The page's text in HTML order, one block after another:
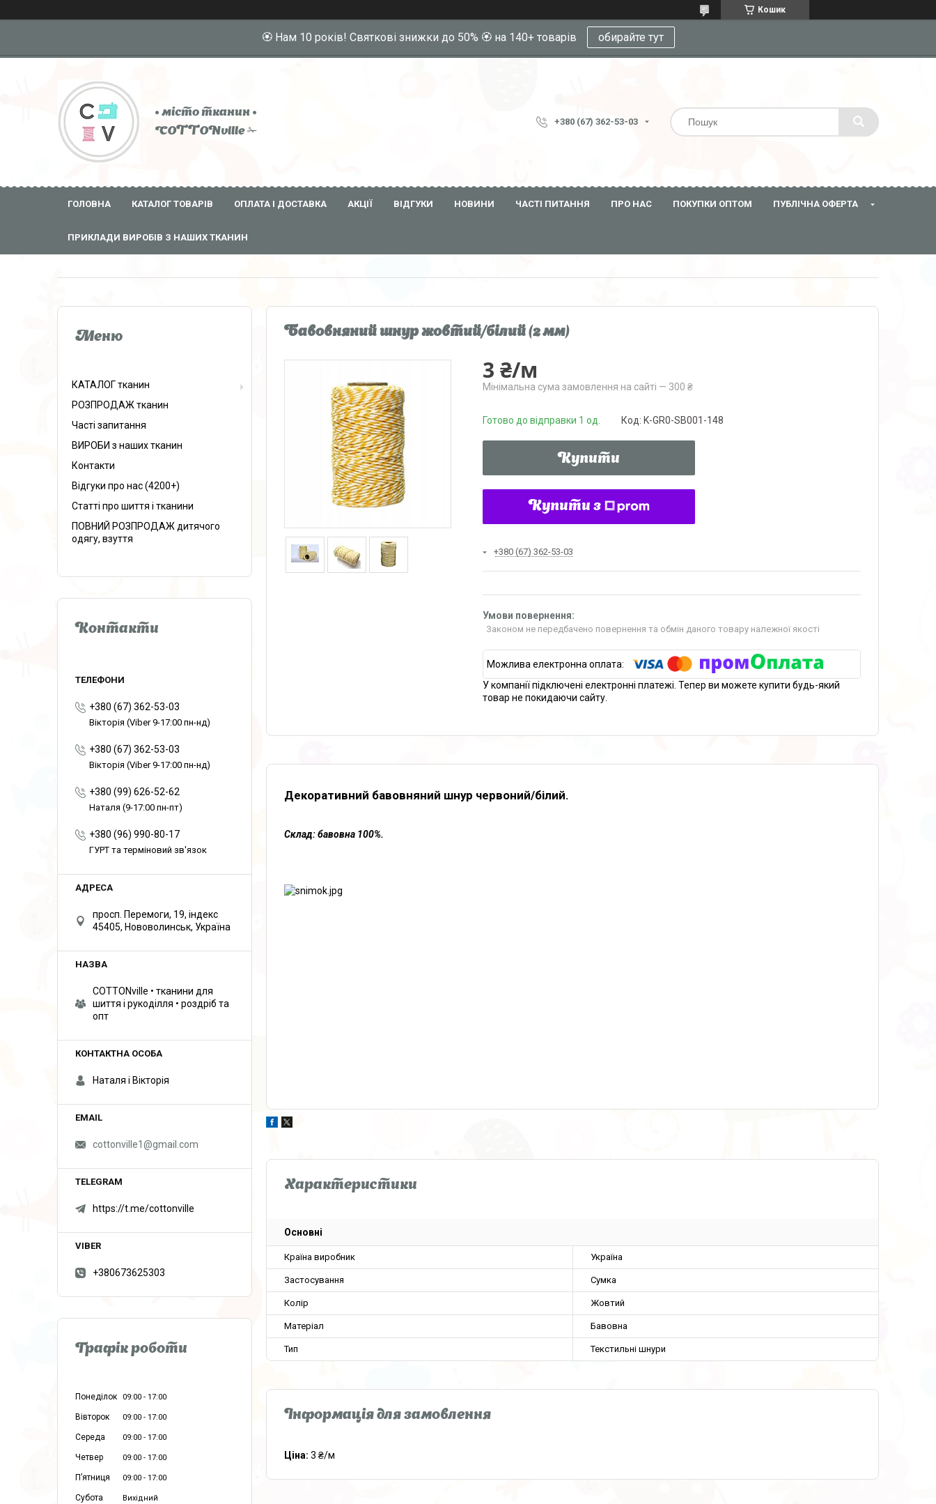
Кошик
🏵️ Нам 10 років! Святкові знижки до 50% 🏵️ на 140+ товарів обирайте тут
• місто тканин •
COTTONville ✁
+380 (67) 362-53-03
ГОЛОВНА КАТАЛОГ ТОВАРІВ ОПЛАТА І ДОСТАВКА АКЦІЇ ВІДГУКИ НОВИНИ ЧАСТІ ПИТАННЯ ПРО НАС ПОКУПКИ ОПТОМ ПУБЛІЧНА ОФЕРТА
ПРИКЛАДИ ВИРОБІВ З НАШИХ ТКАНИН
Бавовняний шнур жовтий/білий (2 мм)
3 ₴/м
Мінімальна сума замовлення на сайті — 300 ₴
Готово до відправки 1 од. Код: K-GR0-SB001-148
Купити
Купити з
+380 (67) 362-53-03
Законом не передбачено повернення та обмін даного товару належної якості
У компанії підключені електронні платежі. Тепер ви можете купити будь-який
товар не покидаючи сайту.
Декоративний бавовняний шнур червоний/білий.
Склад: бавовна 100%.
Характеристики
Основні
Країна виробник Україна
Застосування Сумка
Колір Жовтий
Матеріал Бавовна
Тип Текстильні шнури
Інформація для замовлення
Ціна: 3 ₴/м
КАТАЛОГ тканин
РОЗПРОДАЖ тканин
Часті запитання
ВИРОБИ з наших тканин
Контакти
Відгуки про нас (4200+)
Статті про шиття і тканини
ПОВНИЙ РОЗПРОДАЖ дитячого
одягу, взуття
Контакти
+380 (67) 362-53-03
Вікторія (Viber 9-17:00 пн-нд)
+380 (67) 362-53-03
Вікторія (Viber 9-17:00 пн-нд)
+380 (99) 626-52-62
Наталя (9-17:00 пн-пт)
+380 (96) 990-80-17
ГУРТ та терміновий зв'язок
просп. Перемоги, 19, індекс
45405, Нововолинськ, Україна
COTTONville • тканини для
шиття і рукоділля • роздріб та
опт
Наталя і Вікторія
cottonville1@gmail.com
https://t.me/cottonville
+380673625303
Графік роботи
Понеділок 09:00 17:00
Вівторок 09:00 17:00
Середа 09:00 17:00
Четвер 09:00 17:00
Пʼятниця 09:00 17:00
Субота Вихідний